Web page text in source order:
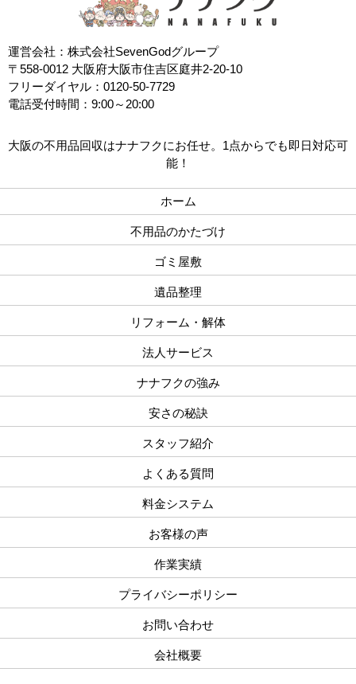
運営会社：株式会社SevenGodグループ
〒558-0012 大阪府大阪市住吉区庭井2-20-10
フリーダイヤル：0120-50-7729
電話受付時間：9:00～20:00
大阪の不用品回収はナナフクにお任せ。1点からでも即日対応可
能！
ホーム
不用品のかたづけ
ゴミ屋敷
遺品整理
リフォーム・解体
法人サービス
ナナフクの強み
安さの秘訣
スタッフ紹介
よくある質問
料金システム
お客様の声
作業実績
プライバシーポリシー
お問い合わせ
会社概要